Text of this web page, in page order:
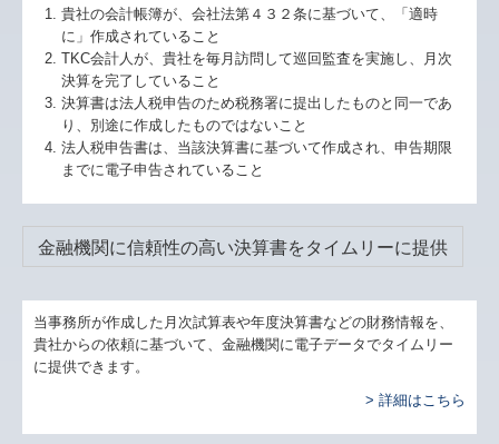
貴社の会計帳簿が、会社法第４３２条に基づいて、「適時
に」作成されていること
TKC会計人が、貴社を毎月訪問して巡回監査を実施し、月次
決算を完了していること
決算書は法人税申告のため税務署に提出したものと同一であ
り、別途に作成したものではないこと
法人税申告書は、当該決算書に基づいて作成され、申告期限
までに電子申告されていること
金融機関に信頼性の高い決算書をタイムリーに提供
当事務所が作成した月次試算表や年度決算書などの財務情報を、
貴社からの依頼に基づいて、金融機関に電子データでタイムリー
に提供できます。
> 詳細はこちら